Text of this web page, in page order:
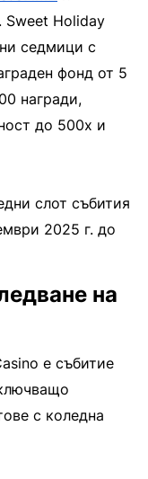
Sweet Holiday
седмици с
фонд от 5
награди,
до 500x и
слот събития
2025 г. до
на
е събитие
с коледна